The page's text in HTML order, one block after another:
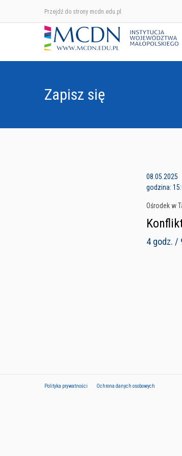
Przejdź do strony mcdn.edu.pl
Zapisz się
08.05.2025
godzina:
Ośrodek w
4 godz. /
Polityka prywatności Ochrona danych osobowych